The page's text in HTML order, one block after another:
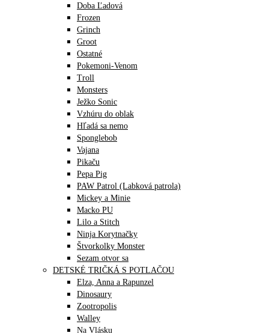
Doba Ľadová
Frozen
Grinch
Groot
Ostatné
Pokemoni-Venom
Troll
Monsters
Ježko Sonic
Vzhúru do oblak
Hľadá sa nemo
Sponglebob
Vajana
Pikaču
Pepa Pig
PAW Patrol (Labková patrola)
Mickey a Minie
Macko PU
Lilo a Stitch
Ninja Korytnačky
Štvorkolky Monster
Sezam otvor sa
DETSKÉ TRIČKÁ S POTLAČOU
Elza, Anna a Rapunzel
Dinosaury
Zootropolis
Walley
Na Vlásku